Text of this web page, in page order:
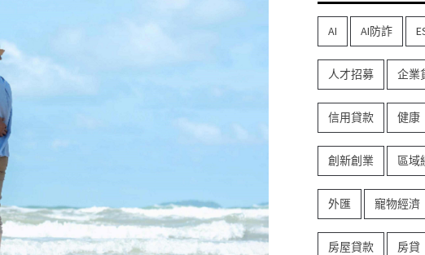
AI AI防詐
人才招募 企業
信用貸款 健康
創新創業 區域
外匯 寵物經濟
房屋貸款 房貸